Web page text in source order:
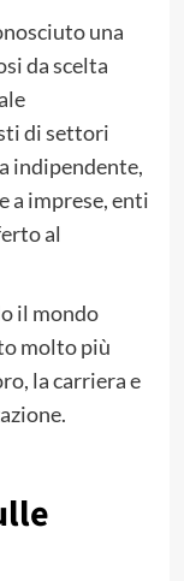
una
da scelta
di settori
indipendente,
a imprese, enti
al
il mondo
molto più
la carriera e